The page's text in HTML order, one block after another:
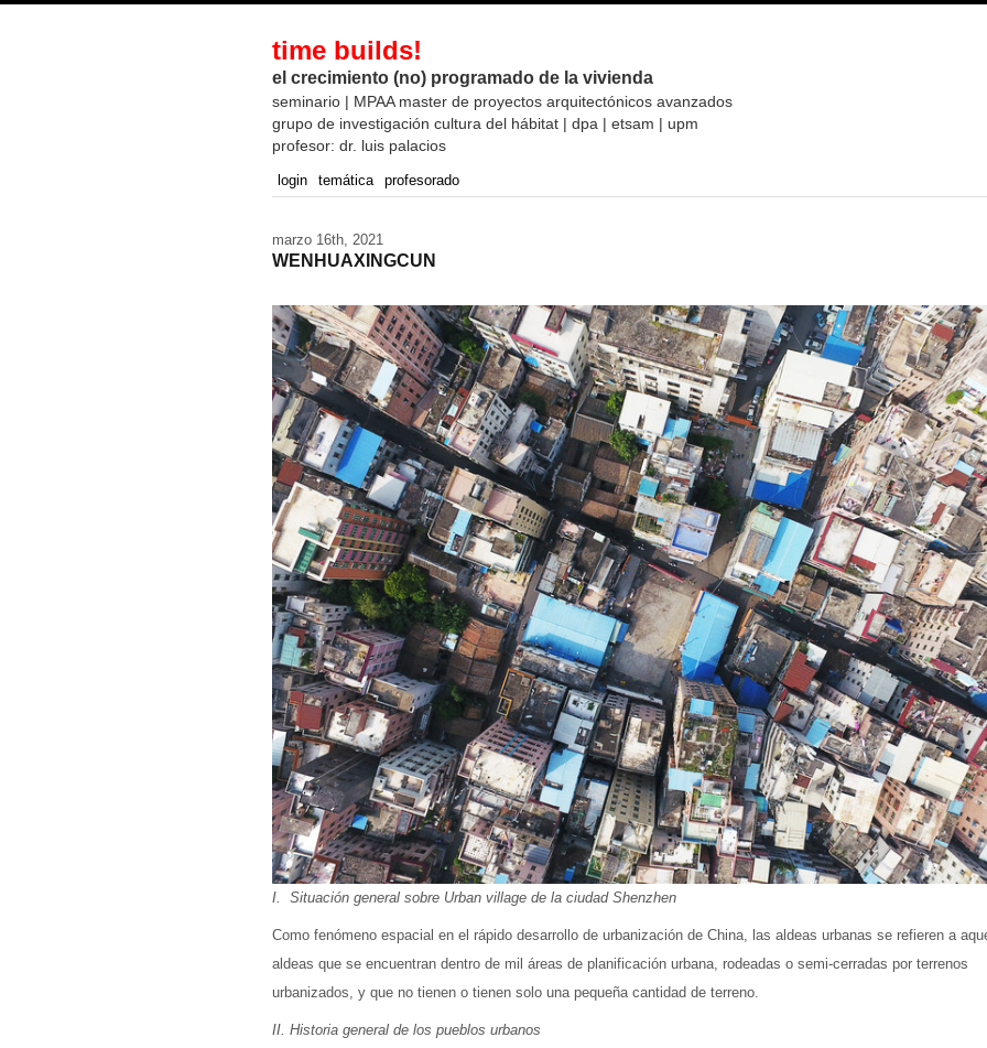
time builds!
el crecimiento (no) programado de la vivienda
seminario | MPAA master de proyectos arquitectónicos avanzados
grupo de investigación cultura del hábitat | dpa | etsam | upm
profesor: dr. luis palacios
login temática profesorado
marzo 16th, 2021
WENHUAXINGCUN
I. Situación general sobre Urban village de la ciudad Shenzhen
Como fenómeno espacial en el rápido desarrollo de urbanización de China, las aldeas urbanas se refieren a
aldeas que se encuentran dentro de mil áreas de planificación urbana, rodeadas o semi-cerradas por terrenos
urbanizados, y que no tienen o tienen solo una pequeña cantidad de terreno.
II. Historia general de los pueblos urbanos